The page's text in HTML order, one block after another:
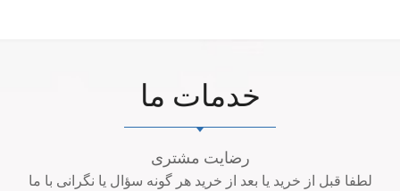
خدمات ما
رضایت مشتری
لطفا قبل از خرید یا بعد از خرید هر گونه سؤال یا نگرانی با ما